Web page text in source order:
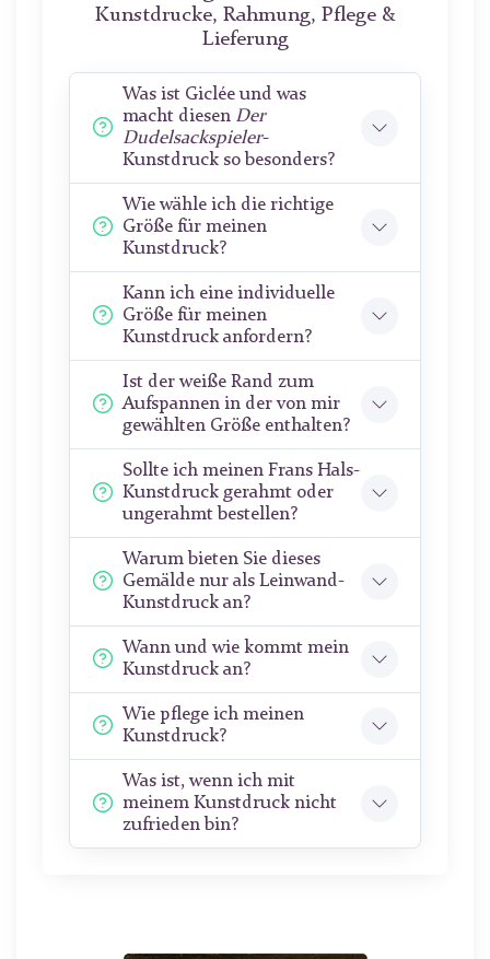
Kunstdrucke, Rahmung, Pflege &
Lieferung
Was ist Giclée und was
macht diesen Der
Dudelsackspieler-
Kunstdruck so besonders?
Wie wähle ich die richtige
Größe für meinen
Kunstdruck?
Kann ich eine individuelle
Größe für meinen
Kunstdruck anfordern?
Ist der weiße Rand zum
Aufspannen in der von mir
gewählten Größe enthalten?
Sollte ich meinen Frans Hals-
Kunstdruck gerahmt oder
ungerahmt bestellen?
Warum bieten Sie dieses
Gemälde nur als Leinwand-
Kunstdruck an?
Wann und wie kommt mein
Kunstdruck an?
Wie pflege ich meinen
Kunstdruck?
Was ist, wenn ich mit
meinem Kunstdruck nicht
zufrieden bin?